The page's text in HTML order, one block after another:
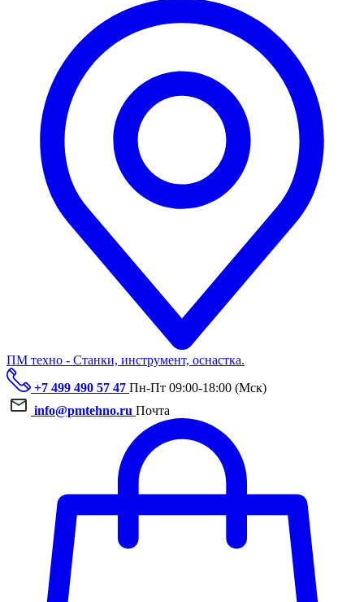
ПМ техно - Станки, инструмент, оснастка.
+7 499 490 57 47 Пн-Пт 09:00-18:00 (Мск)
info@pmtehno.ru Почта